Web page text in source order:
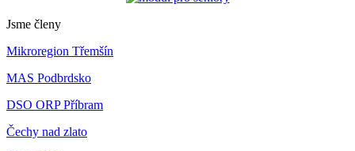
Jsme členy
Mikroregion Třemšín
MAS Podbrdsko
DSO ORP Příbram
Čechy nad zlato